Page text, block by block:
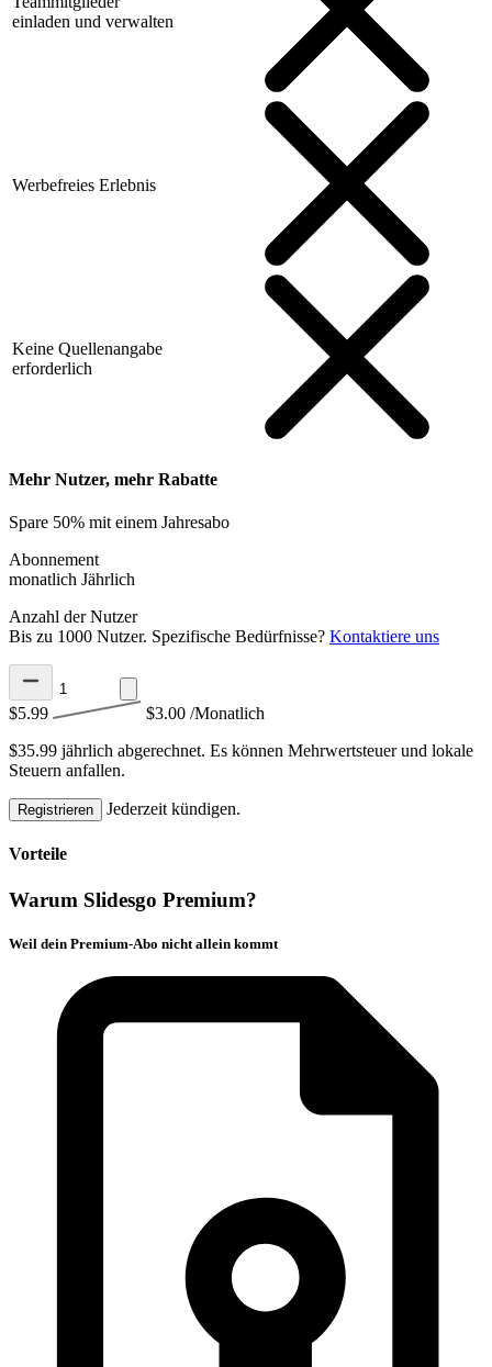
einladen und verwalten
Werbefreies Erlebnis
Keine Quellenangabe
erforderlich
Mehr Nutzer, mehr Rabatte
Spare 50% mit einem Jahresabo
Abonnement
monatlich Jährlich
Anzahl der Nutzer
Bis zu 1000 Nutzer. Spezifische Bedürfnisse? Kontaktiere uns
$5.99 $3.00 /Monatlich
$35.99 jährlich abgerechnet. Es können Mehrwertsteuer und lokale
Steuern anfallen.
Registrieren Jederzeit kündigen.
Vorteile
Warum Slidesgo Premium?
Weil dein Premium-Abo nicht allein kommt